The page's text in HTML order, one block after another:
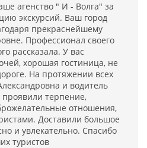
агенство " И - Волга" за
экскурсий. Ваш город
прекраснейшему
Профессионал своего
рассказала. У вас
хорошая гостиница, не
На протяжении всех
и водитель
терпение,
отношения,
Доставили большое
и увлекательно. Спасибо
туристов